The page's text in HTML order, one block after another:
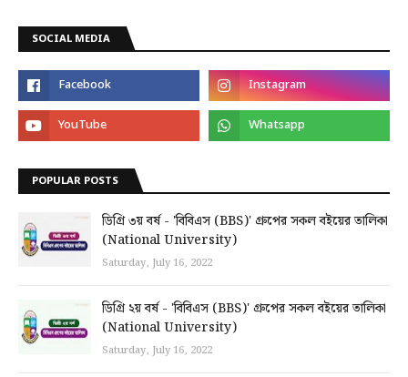
SOCIAL MEDIA
POPULAR POSTS
ডিগ্রি ৩য় বর্ষ - 'বিবিএস (BBS)' গ্রুপের সকল বইয়ের তালিকা
(National University)
Saturday, July 16, 2022
ডিগ্রি ২য় বর্ষ - 'বিবিএস (BBS)' গ্রুপের সকল বইয়ের তালিকা
(National University)
Saturday, July 16, 2022